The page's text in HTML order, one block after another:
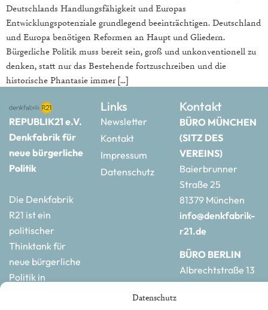
Datenschutz
Deutschlands Handlungsfähigkeit und Europas
Entwicklungspotenziale grundlegend beeinträchtigen. Deutschland
und Europa benötigen Reformen an Haupt und Gliedern.
Bürgerliche Politik muss bereit sein, groß und unkonventionell zu
denken, statt nur das Bestehende fortzuschreiben und die
historische Phantasie immer […]
REPUBLIK21 e.V.
Denkfabrik für
neue bürgerliche
Politik
Die Denkfabrik
R21 ist ein
politischer
Thinktank für
neue bürgerliche
Politik in
Links
Newsletter
Kontakt
Impressum
Datenschutz
Kontakt
BÜRO MÜNCHEN
(SITZ DES
VEREINS)
Baierbrunner
Straße 25
81379 München
info@denkfabrik-
r21.de
BÜRO BERLIN
Albrechtstraße 13
10117 Berlin